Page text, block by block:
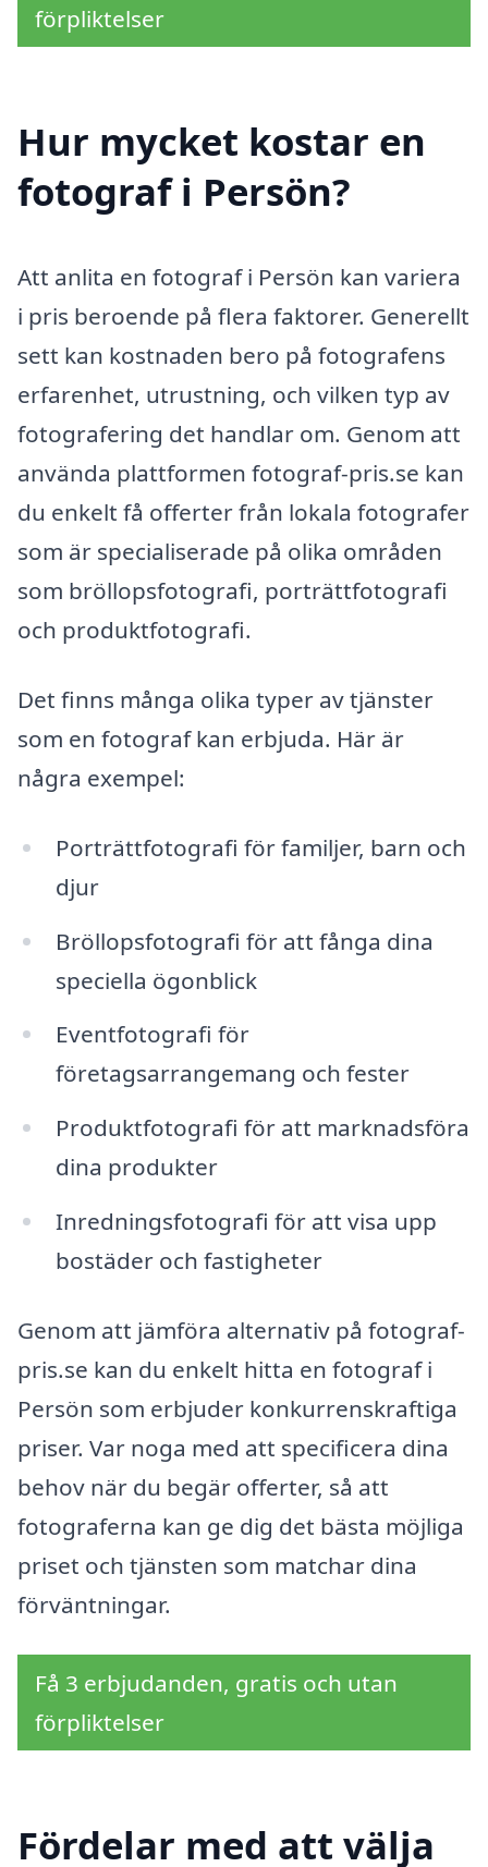
förpliktelser
Hur mycket kostar en
fotograf i Persön?
Att anlita en fotograf i Persön kan variera
i pris beroende på flera faktorer. Generellt
sett kan kostnaden bero på fotografens
erfarenhet, utrustning, och vilken typ av
fotografering det handlar om. Genom att
använda plattformen fotograf-pris.se kan
du enkelt få offerter från lokala fotografer
som är specialiserade på olika områden
som bröllopsfotografi, porträttfotografi
och produktfotografi.
Det finns många olika typer av tjänster
som en fotograf kan erbjuda. Här är
några exempel:
Porträttfotografi för familjer, barn och
djur
Bröllopsfotografi för att fånga dina
speciella ögonblick
Eventfotografi för
företagsarrangemang och fester
Produktfotografi för att marknadsföra
dina produkter
Inredningsfotografi för att visa upp
bostäder och fastigheter
Genom att jämföra alternativ på fotograf-
pris.se kan du enkelt hitta en fotograf i
Persön som erbjuder konkurrenskraftiga
priser. Var noga med att specificera dina
behov när du begär offerter, så att
fotograferna kan ge dig det bästa möjliga
priset och tjänsten som matchar dina
förväntningar.
Få 3 erbjudanden, gratis och utan
förpliktelser
Fördelar med att välja